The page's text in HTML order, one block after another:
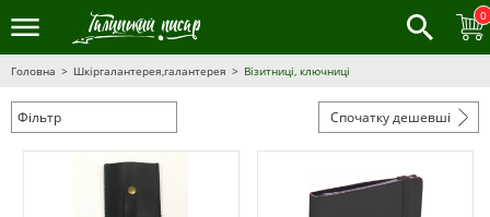
0
Головна Шкіргалантерея,галантерея Візитниці, ключниці
Фільтр Спочатку дешевші